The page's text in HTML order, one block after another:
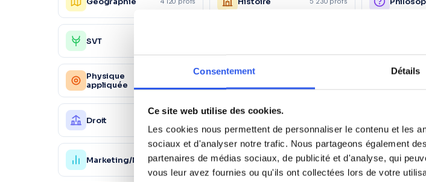
Consentement Détails
Ce site web utilise des cookies.
Les cookies nous permettent de personnaliser le contenu et les
sociaux et d'analyser notre trafic. Nous partageons également
partenaires de médias sociaux, de publicité et d'analyse, qui
vous leur avez fournies ou qu'ils ont collectées lors de votre
SVT
Physique
appliquée
Droit
Marketing/Mercatique
1 870 profs Gestion 2 450 profs
Santé
sociale